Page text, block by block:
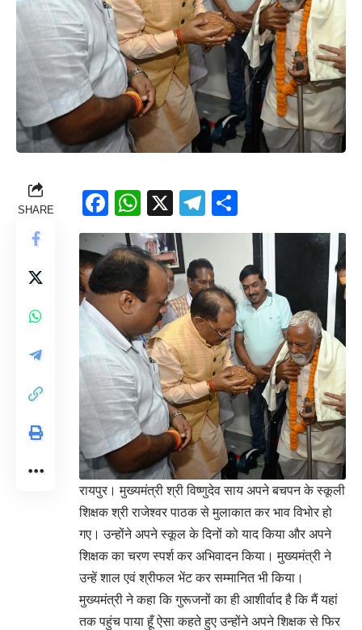
SHARE Facebook
WhatsApp
X Telegram
रायपुर। मुख्यमंत्री श्री विष्णुदेव साय अपने बचपन के स्कूली
शिक्षक श्री राजेश्वर पाठक से मुलाकात कर भाव विभोर हो
गए। उन्होंने अपने स्कूल के दिनों को याद किया और अपने
शिक्षक का चरण स्पर्श कर अभिवादन किया। मुख्यमंत्री ने
उन्हें शाल एवं श्रीफल भेंट कर सम्मानित भी किया।
मुख्यमंत्री ने कहा कि गुरूजनों का ही आशीर्वाद है कि मैं यहां
तक पहुंच पाया हूँ ऐसा कहते हुए उन्होंने अपने शिक्षक से फिर